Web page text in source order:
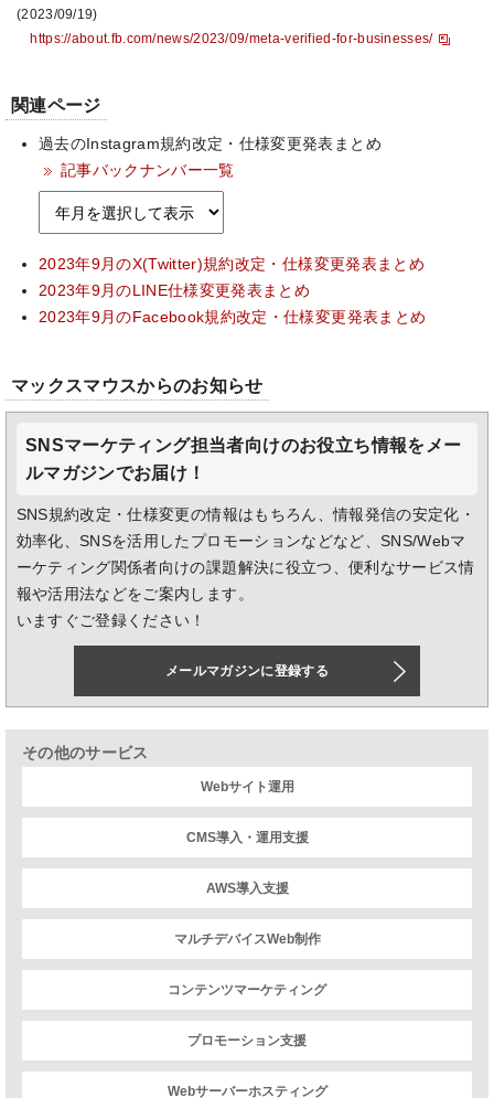
(2023/09/19)
https://about.fb.com/news/2023/09/meta-verified-for-businesses/
関連ページ
過去のInstagram規約改定・仕様変更発表まとめ
記事バックナンバー一覧
2023年9月のX(Twitter)規約改定・仕様変更発表まとめ
2023年9月のLINE仕様変更発表まとめ
2023年9月のFacebook規約改定・仕様変更発表まとめ
マックスマウスからのお知らせ
SNSマーケティング担当者向けのお役立ち情報をメー
ルマガジンでお届け！
SNS規約改定・仕様変更の情報はもちろん、情報発信の安定化・
効率化、SNSを活用したプロモーションなどなど、SNS/Webマ
ーケティング関係者向けの課題解決に役立つ、便利なサービス情
報や活用法などをご案内します。
いますぐご登録ください！
メールマガジンに登録する
その他のサービス
Webサイト運用
CMS導入・運用支援
AWS導入支援
マルチデバイスWeb制作
コンテンツマーケティング
プロモーション支援
Webサーバーホスティング